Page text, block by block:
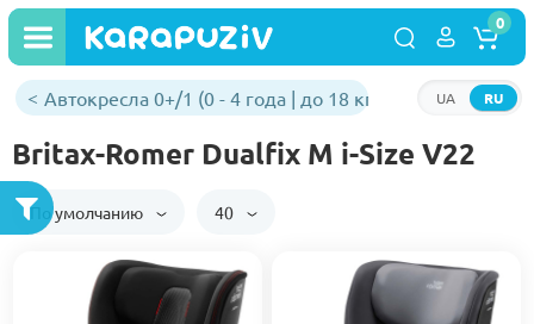
RU
UA
0
Автокресла 0+/1 (0 - 4 года | до 18 кг)
Britax-Romer Dualfix M i-Size V22
По умолчанию 40